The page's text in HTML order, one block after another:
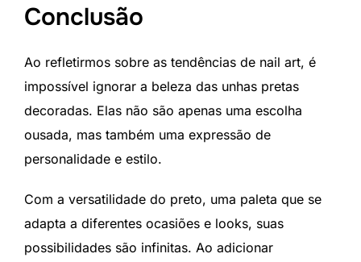
Conclusão
Ao refletirmos sobre as tendências de nail art, é
impossível ignorar a beleza das unhas pretas
decoradas. Elas não são apenas uma escolha
ousada, mas também uma expressão de
personalidade e estilo.
Com a versatilidade do preto, uma paleta que se
adapta a diferentes ocasiões e looks, suas
possibilidades são infinitas. Ao adicionar